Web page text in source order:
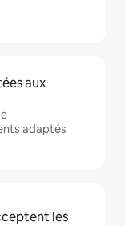
aux
adaptés
les